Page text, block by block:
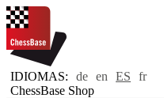
IDIOMAS: de en ES
fr
ChessBase Shop